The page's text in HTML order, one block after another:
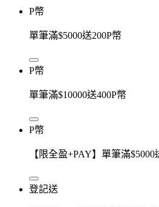
P幣
單筆滿$5000送200P幣
P幣
單筆滿$10000送400P幣
P幣
【限全盈+PAY】單筆滿$5000
登記送